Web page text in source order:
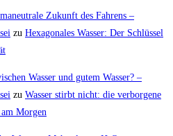
Zukunft des Fahrens –
zu Hexagonales Wasser: Der Schlüssel
Wasser und gutem Wasser? –
zu Wasser stirbt nicht: die verborgene
Morgen